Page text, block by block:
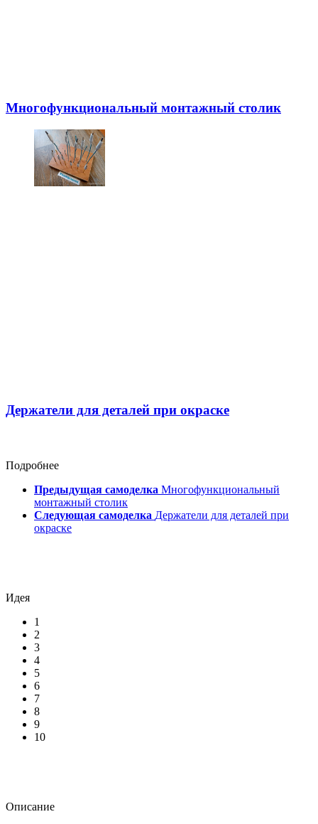
Многофункциональный монтажный столик
Держатели для деталей при окраске
Подробнее
Предыдущая самоделка Многофункциональный
монтажный столик
Следующая самоделка Держатели для деталей при
окраске
Идея
1
2
3
4
5
6
7
8
9
10
Описание